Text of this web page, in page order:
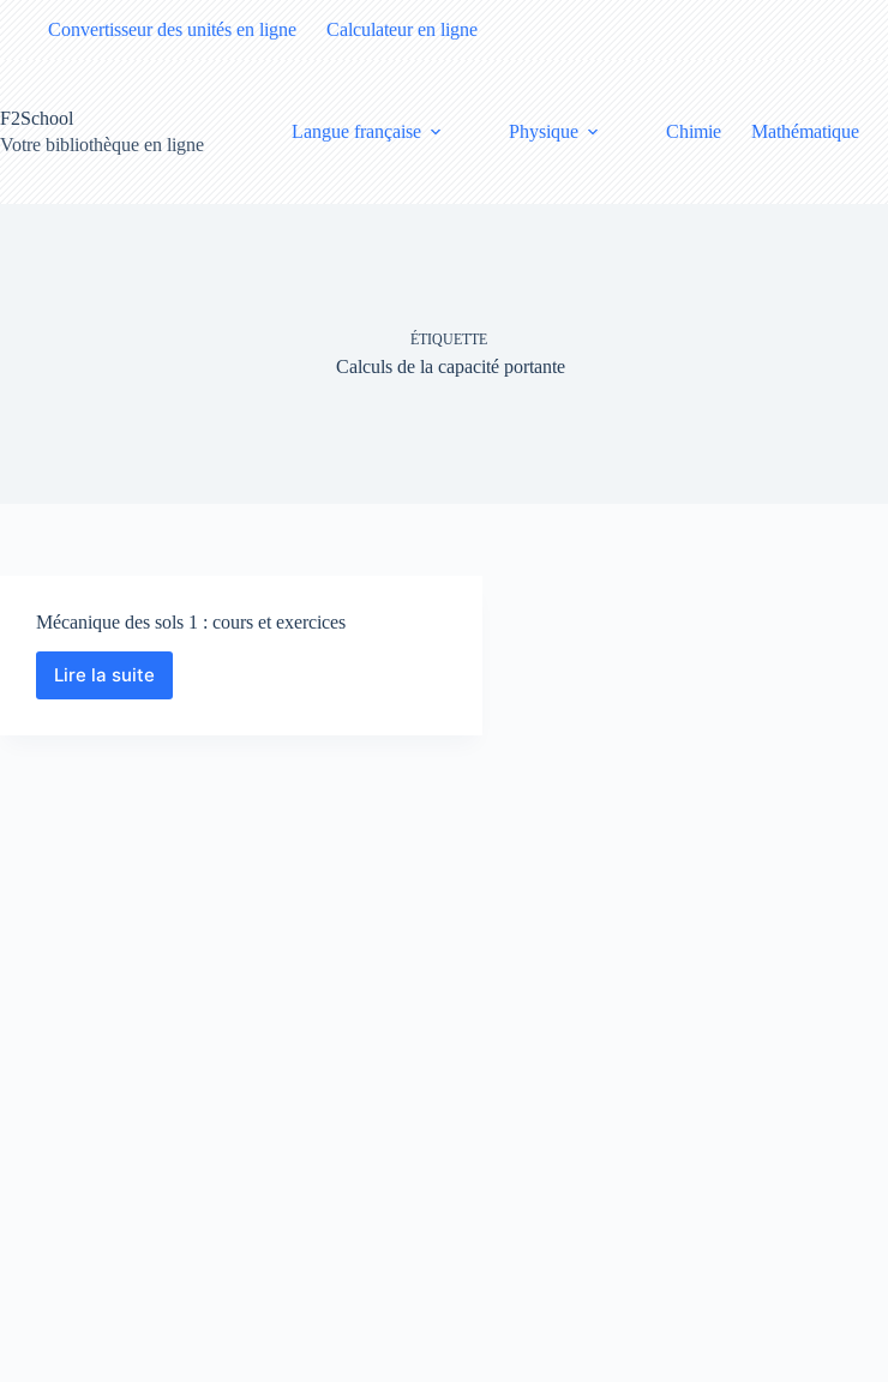
Convertisseur des unités en ligne Calculateur en ligne
F2School
Votre bibliothèque en ligne
Langue française Physique Chimie Mathématique
ÉTIQUETTE
Calculs de la capacité portante
Mécanique des sols 1 : cours et exercices
Lire la suite
Mécanique